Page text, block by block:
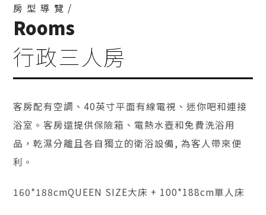
房型導覽/
Rooms
行政三人房
客房配有空調、40英寸平面有線電視、迷你吧和連接
浴室。客房還提供保險箱、電熱水壺和免費洗浴用
品，乾濕分離且各自獨立的衛浴設備, 為客人帶來便
利。
160*188cmQUEEN SIZE大床 + 100*188cm單人床